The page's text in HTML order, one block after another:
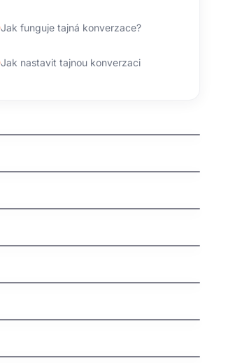
Jak funguje tajná konverzace?
Jak nastavit tajnou konverzaci